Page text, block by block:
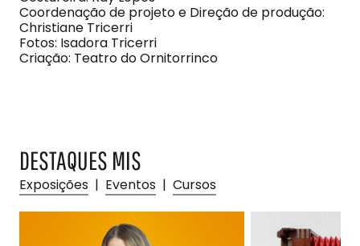
Coordenação de projeto e Direção de produção:
Christiane Tricerri
Fotos: Isadora Tricerri
Criação: Teatro do Ornitorrinco
DESTAQUES MIS
Exposições | Eventos | Cursos